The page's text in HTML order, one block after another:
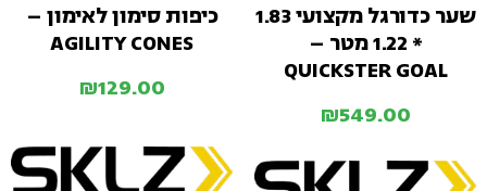
שער כדורגל מקצועי 1.83
* 1.22 מטר –
QUICKSTER GOAL
₪549.00
כיפות סימון לאימון –
AGILITY CONES
₪129.00